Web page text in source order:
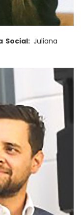
Social: Juliana